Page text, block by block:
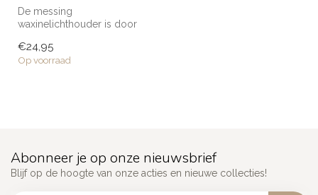
De messing
waxinelichthouder is door
met de hand verv...
€24,95
Op voorraad
Abonneer je op onze nieuwsbrief
Blijf op de hoogte van onze acties en nieuwe collecties!